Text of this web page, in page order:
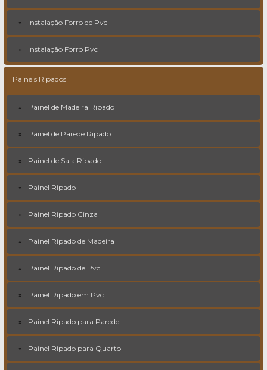
Instalação Forro de Pvc
Instalação Forro Pvc
Painéis Ripados
Painel de Madeira Ripado
Painel de Parede Ripado
Painel de Sala Ripado
Painel Ripado
Painel Ripado Cinza
Painel Ripado de Madeira
Painel Ripado de Pvc
Painel Ripado em Pvc
Painel Ripado para Parede
Painel Ripado para Quarto